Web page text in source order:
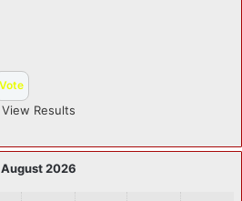
View Results
August 2026